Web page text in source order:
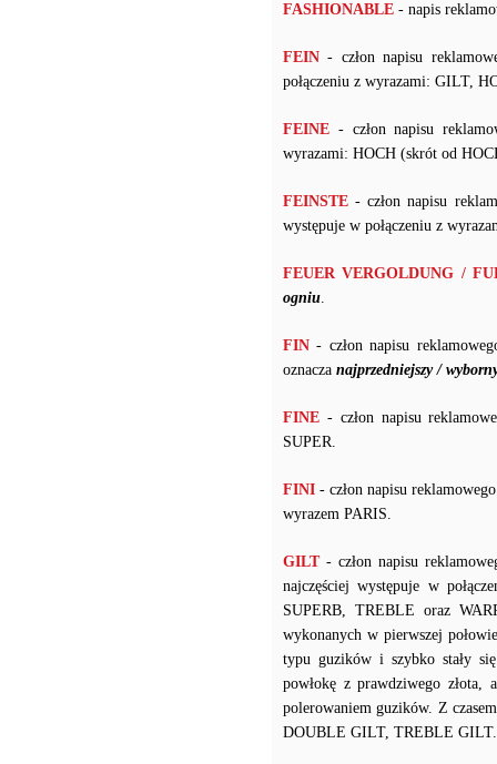
FASHIONABLE - napis
FEIN - człon napisu
połączeniu z wyrazami: GILT,
FEINE - człon napisu
wyrazami: HOCH (skrót od
FEINSTE - człon napisu
występuje w połączeniu z
FEUER VERGOLDUNG /
ogniu.
FIN - człon napisu
oznacza najprzedniejszy /
FINE - człon napisu
SUPER.
FINI - człon napisu
wyrazem PARIS.
GILT- człon napisu
najczęściej występuje w
SUPERB, TREBLE oraz
wykonanych w pierwszej
typu guzików i szybko stały
powłokę z prawdziwego złota,
polerowaniem guzików. Z
DOUBLE GILT, TREBLE GILT.